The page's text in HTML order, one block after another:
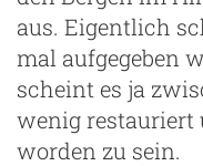
aus. Eigentlich
mal aufgegeben
scheint es ja
wenig restauriert
worden zu sein.